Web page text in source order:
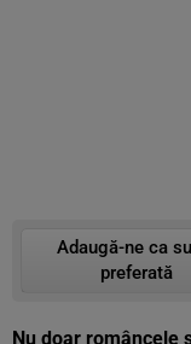
Adaugă-ne ca
preferată
Nu doar româncele